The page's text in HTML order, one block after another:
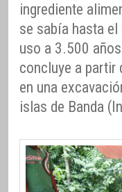
ingrediente
se sabía hasta
uso a 3.500
concluye a partir
en una
islas de Banda